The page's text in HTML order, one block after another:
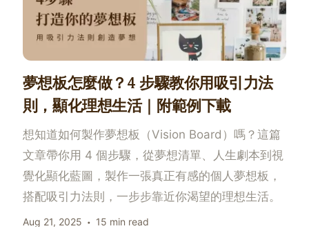
夢想板怎麼做？4 步驟教你用吸引力法
則，顯化理想生活｜附範例下載
想知道如何製作夢想板（Vision Board）嗎？這篇
文章帶你用 4 個步驟，從夢想清單、人生劇本到視
覺化顯化藍圖，製作一張真正有感的個人夢想板，
搭配吸引力法則，一步步靠近你渴望的理想生活。
Aug 21, 2025 15 min read